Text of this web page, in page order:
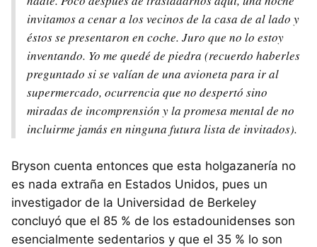
invitamos a cenar a los vecinos de la casa de al lado y
éstos se presentaron en coche. Juro que no lo estoy
inventando. Yo me quedé de piedra (recuerdo haberles
preguntado si se valían de una avioneta para ir al
supermercado, ocurrencia que no despertó sino
miradas de incomprensión y la promesa mental de no
incluirme jamás en ninguna futura lista de invitados).
Bryson cuenta entonces que esta holgazanería no
es nada extraña en Estados Unidos, pues un
investigador de la Universidad de Berkeley
concluyó que el 85 % de los estadounidenses son
esencialmente sedentarios y que el 35 % lo son